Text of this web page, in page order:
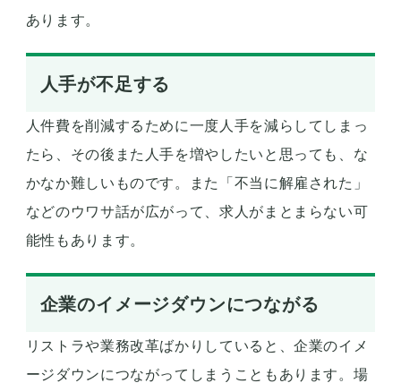
あります。
人手が不足する
人件費を削減するために一度人手を減らしてしまっ
たら、その後また人手を増やしたいと思っても、な
かなか難しいものです。また「不当に解雇された」
などのウワサ話が広がって、求人がまとまらない可
能性もあります。
企業のイメージダウンにつながる
リストラや業務改革ばかりしていると、企業のイメ
ージダウンにつながってしまうこともあります。場